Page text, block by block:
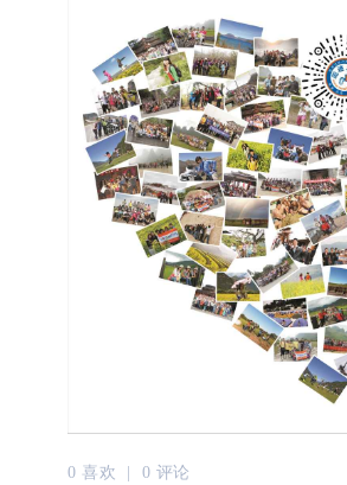
0 喜欢 | 0 评论